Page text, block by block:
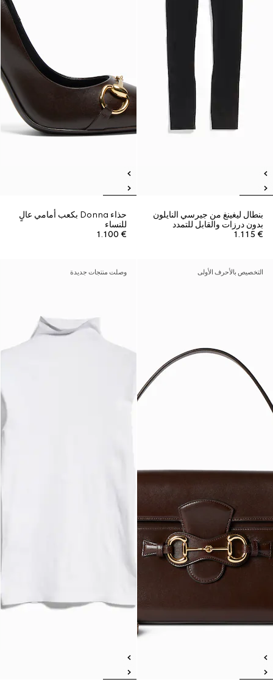
بنطال ليغينغ من جيرسي النايلون
بدون درزات والقابل للتمدد
€ 1.115
حذاء Donna بكعب أمامي عالٍ
للنساء
€ 1.100
التخصيص بالأحرف الأولى وصلت منتجات جديدة